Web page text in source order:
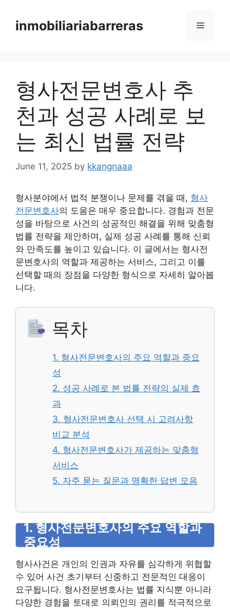
contentinmobiliariabarreras Menu
형사전문변호사 추
천과 성공 사례로 보
는 최신 법률 전략
June 11, 2025 by kkangnaaa
형사분야에서 법적 분쟁이나 문제를 겪을 때, 형사
전문변호사의 도움은 매우 중요합니다. 경험과 전문
성을 바탕으로 사건의 성공적인 해결을 위해 맞춤형
법률 전략을 제안하며, 실제 성공 사례를 통해 신뢰
와 만족도를 높이고 있습니다. 이 글에서는 형사전
문변호사의 역할과 제공하는 서비스, 그리고 이를
선택할 때의 장점을 다양한 형식으로 자세히 알아봅
니다.
목차
1. 형사전문변호사의 주요 역할과 중요
성
2. 성공 사례로 본 법률 전략의 실제 효
과
3. 형사전문변호사 선택 시 고려사항
비교 분석
4. 형사전문변호사가 제공하는 맞춤형
서비스
5. 자주 묻는 질문과 명확한 답변 모음
1. 형사전문변호사의 주요 역할과
중요성
형사사건은 개인의 인권과 자유를 심각하게 위협할
수 있어 사건 초기부터 신중하고 전문적인 대응이
요구됩니다. 형사전문변호사는 법률 지식뿐 아니라
다양한 경험을 토대로 의뢰인의 권리를 적극적으로